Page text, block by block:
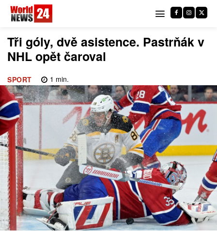
Tři góly, dvě asistence. Pastrňák v
NHL opět čaroval
SPORT 1 min.